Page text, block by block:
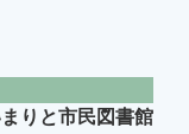
りと市民図書館